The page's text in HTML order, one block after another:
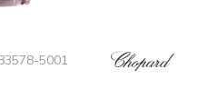
5001